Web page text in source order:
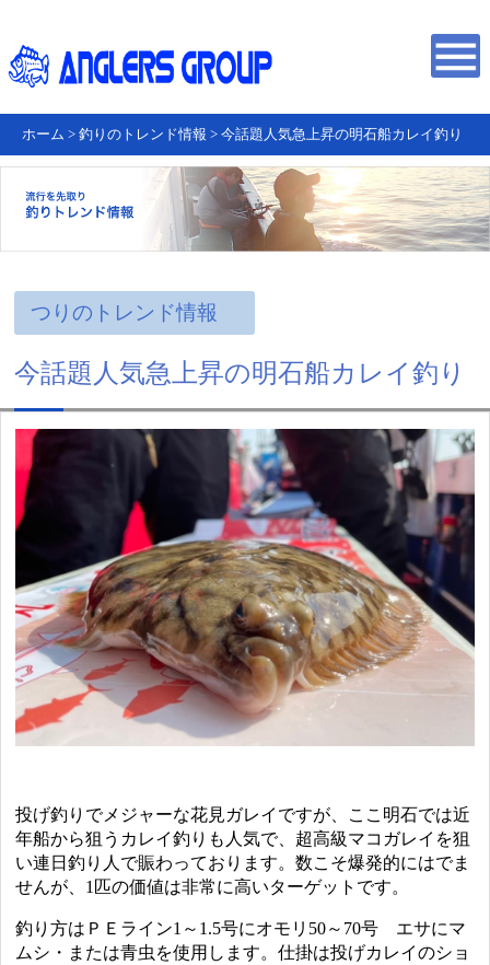
ホーム > 釣りのトレンド情報 > 今話題人気急上昇の明石船カレイ釣り
つりのトレンド情報
今話題人気急上昇の明石船カレイ釣り
投げ釣りでメジャーな花見ガレイですが、ここ明石では近
年船から狙うカレイ釣りも人気で、超高級マコガレイを狙
い連日釣り人で賑わっております。数こそ爆発的にはでま
せんが、1匹の価値は非常に高いターゲットです。
釣り方はＰＥライン1～1.5号にオモリ50～70号 エサにマ
ムシ・または青虫を使用します。仕掛は投げカレイのショ